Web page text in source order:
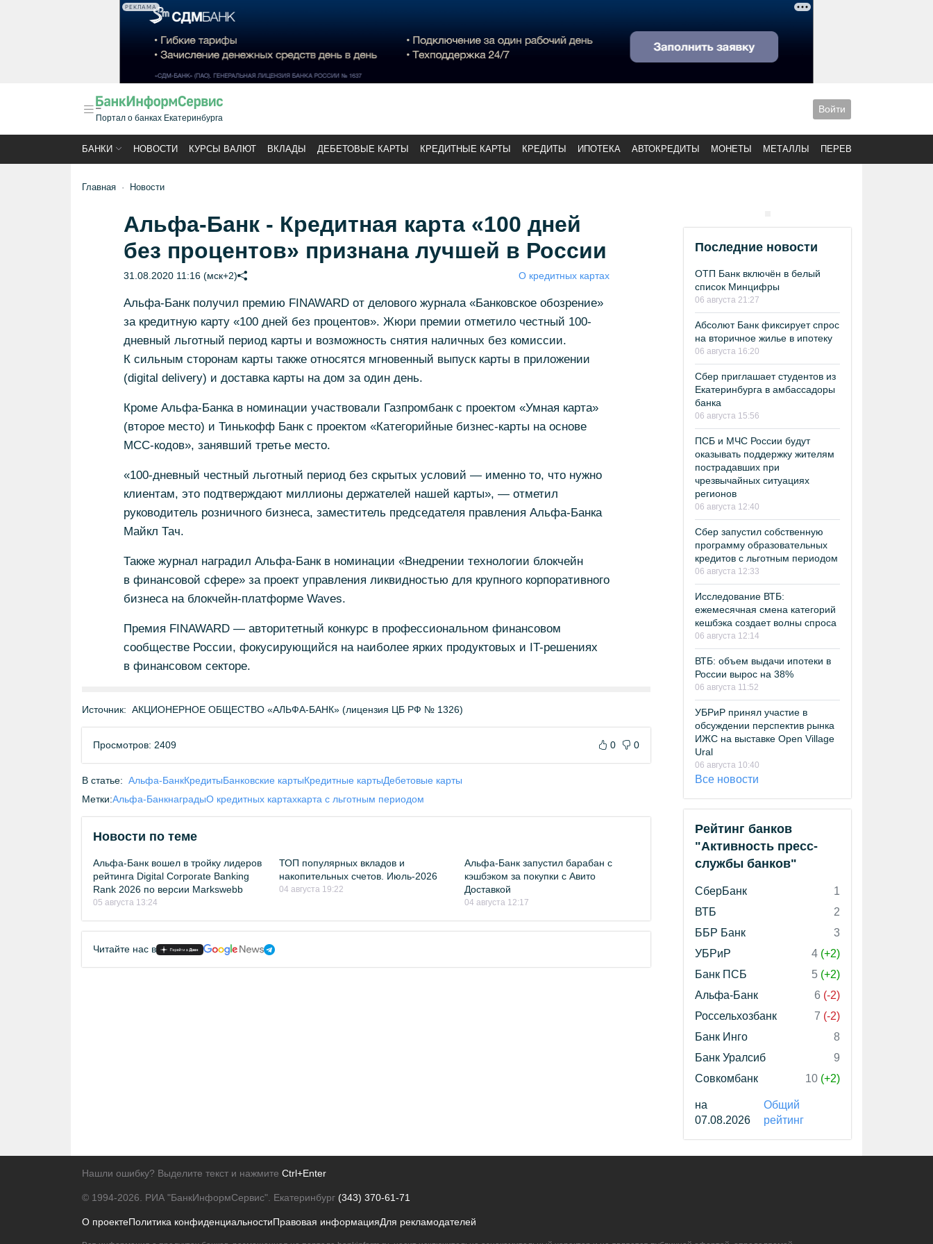
РЕКЛАМА
Портал о банках Екатеринбурга
Войти
БАНКИ НОВОСТИ КУРСЫ ВАЛЮТ ВКЛАДЫ ДЕБЕТОВЫЕ КАРТЫ КРЕДИТНЫЕ КАРТЫ КРЕДИТЫ ИПОТЕКА АВТОКРЕДИТЫ МОНЕТЫ МЕТАЛЛЫ ПЕРЕВОДЫ
Главная Новости
Альфа-Банк - Кредитная карта «100 дней
без процентов» признана лучшей в России
31.08.2020 11:16 (мск+2) О кредитных картах
Альфа-Банк получил премию FINAWARD от делового журнала «Банковское обозрение»
за кредитную карту «100 дней без процентов». Жюри премии отметило честный 100-
дневный льготный период карты и возможность снятия наличных без комиссии.
К сильным сторонам карты также относятся мгновенный выпуск карты в приложении
(digital delivery) и доставка карты на дом за один день.
Кроме Альфа-Банка в номинации участвовали Газпромбанк с проектом «Умная карта»
(второе место) и Тинькофф Банк с проектом «Категорийные бизнес-карты на основе
MCC-кодов», занявший третье место.
«100-дневный честный льготный период без скрытых условий — именно то, что нужно
клиентам, это подтверждают миллионы держателей нашей карты», — отметил
руководитель розничного бизнеса, заместитель председателя правления Альфа-Банка
Майкл Тач.
Также журнал наградил Альфа-Банк в номинации «Внедрении технологии блокчейн
в финансовой сфере» за проект управления ликвидностью для крупного корпоративного
бизнеса на блокчейн-платформе Waves.
Премия FINAWARD — авторитетный конкурс в профессиональном финансовом
сообществе России, фокусирующийся на наиболее ярких продуктовых и IT-решениях
в финансовом секторе.
Источник: АКЦИОНЕРНОЕ ОБЩЕСТВО «АЛЬФА-БАНК» (лицензия ЦБ РФ № 1326)
Просмотров: 2409 0 0
В статье: Альфа-БанкКредитыБанковские картыКредитные картыДебетовые карты
Метки:Альфа-БанкнаградыО кредитных картахкарта с льготным периодом
Новости по теме
Альфа-Банк вошел в тройку лидеров
рейтинга Digital Corporate Banking
Rank 2026 по версии Markswebb
05 августа 13:24
ТОП популярных вкладов и
накопительных счетов. Июль-2026
04 августа 19:22
Альфа-Банк запустил барабан с
кэшбэком за покупки с Авито
Доставкой
04 августа 12:17
Читайте нас в
Последние новости
ОТП Банк включён в белый
список Минцифры
06 августа 21:27
Абсолют Банк фиксирует спрос
на вторичное жилье в ипотеку
06 августа 16:20
Сбер приглашает студентов из
Екатеринбурга в амбассадоры
банка
06 августа 15:56
ПСБ и МЧС России будут
оказывать поддержку жителям
пострадавших при
чрезвычайных ситуациях
регионов
06 августа 12:40
Сбер запустил собственную
программу образовательных
кредитов с льготным периодом
06 августа 12:33
Исследование ВТБ:
ежемесячная смена категорий
кешбэка создает волны спроса
06 августа 12:14
ВТБ: объем выдачи ипотеки в
России вырос на 38%
06 августа 11:52
УБРиР принял участие в
обсуждении перспектив рынка
ИЖС на выставке Open Village
Ural
06 августа 10:40
Все новости
Рейтинг банков
"Активность пресс-
службы банков"
СберБанк
1
ВТБ
2
ББР Банк
3
УБРиР
4 (+2)
Банк ПСБ
5 (+2)
Альфа-Банк
6 (-2)
Россельхозбанк
7 (-2)
Банк Инго
8
Банк Уралсиб
9
Совкомбанк
10 (+2)
на
07.08.2026
Общий
рейтинг
Нашли ошибку? Выделите текст и нажмите Ctrl+Enter
© 1994-2026. РИА "БанкИнформСервис". Екатеринбург (343) 370-61-71
О проектеПолитика конфиденциальностиПравовая информацияДля рекламодателей